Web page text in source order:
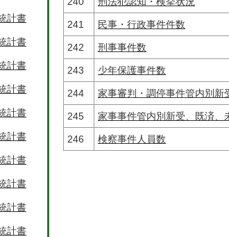
241 民事・行政事件件数
242 刑事事件数
243 少年保護事件数
244 家事審判・調停事件管内別新
245 家事事件管内別新受、既済、
246 検察事件人員数
計書
計書
計書
計書
計書
計書
計書
計書
計書
計書